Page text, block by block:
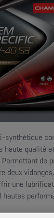
synthétique
haute qualité
de
deux
une
hautes